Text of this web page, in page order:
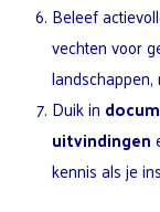
Beleef
vechten voor
Duik in
uitvindingen
kennis als je